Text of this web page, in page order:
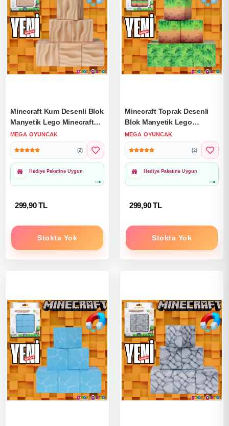
Minecraft Kum Desenli Blok
Manyetik Lego Minecraft
Manyetik Lego Minecraft
Lego Megnetic Blocks
MEGA OYUNCAK
(2)
1000₺ Üzeri Ücretsiz
Kargo
299,90 TL
Stokta Yok
Minecraft Toprak Desenli
Blok Manyetik Lego
Minecraft Manyetik Lego
Minecraft Lego Megnetic
Blocks
MEGA OYUNCAK
(2)
1000₺ Üzeri Ücretsiz
Kargo
299,90 TL
Stokta Yok